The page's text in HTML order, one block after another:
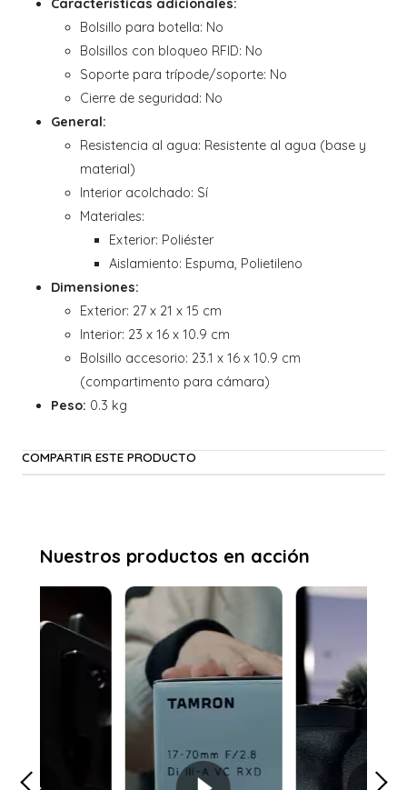
Características adicionales:
Bolsillo para botella: No
Bolsillos con bloqueo RFID: No
Soporte para trípode/soporte: No
Cierre de seguridad: No
General:
Resistencia al agua: Resistente al agua (base y
material)
Interior acolchado: Sí
Materiales:
Exterior: Poliéster
Aislamiento: Espuma, Polietileno
Dimensiones:
Exterior: 27 x 21 x 15 cm
Interior: 23 x 16 x 10.9 cm
Bolsillo accesorio: 23.1 x 16 x 10.9 cm
(compartimento para cámara)
Peso: 0.3 kg
COMPARTIR ESTE PRODUCTO